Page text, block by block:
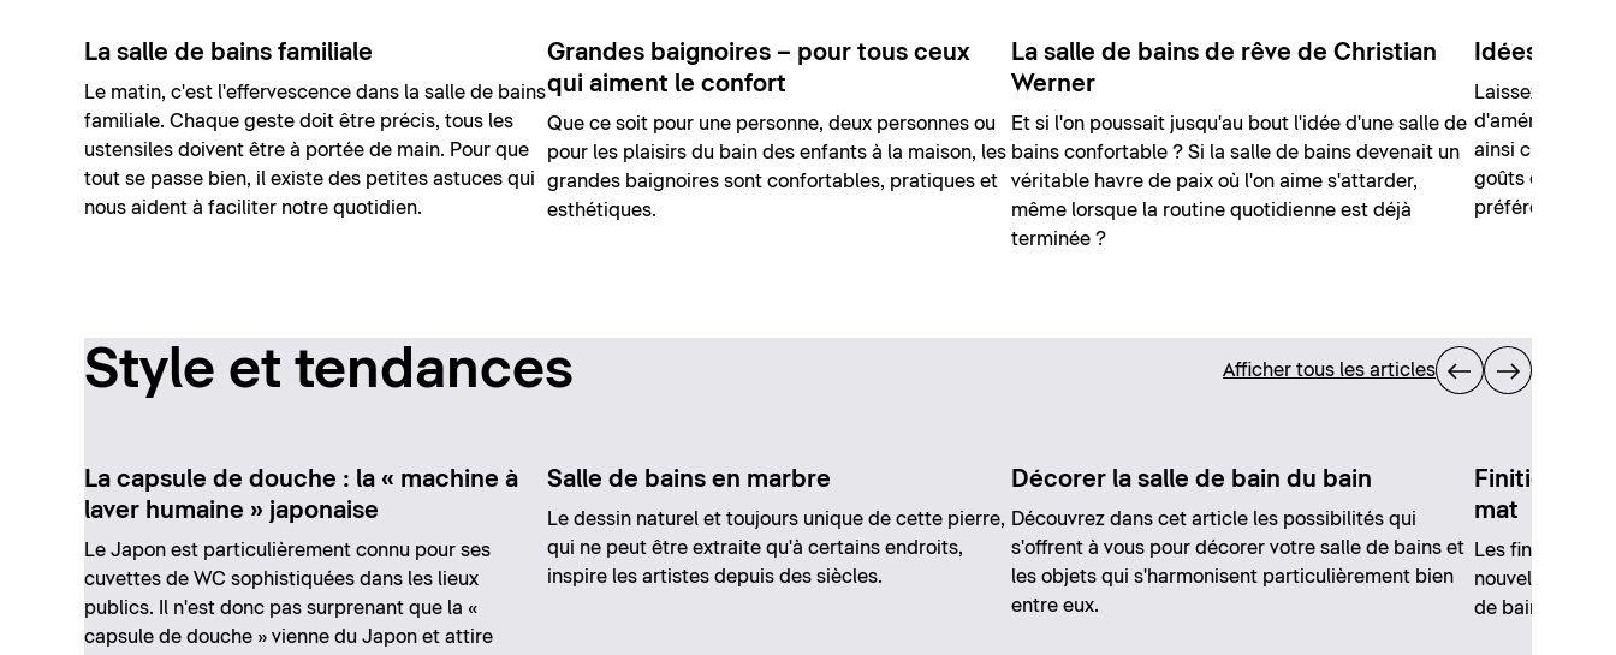
La salle de bains familiale
Le matin, c'est l'effervescence dans la salle de bains
familiale. Chaque geste doit être précis, tous les
ustensiles doivent être à portée de main. Pour que
tout se passe bien, il existe des petites astuces qui
nous aident à faciliter notre quotidien.
Grandes baignoires – pour tous ceux
qui aiment le confort
Que ce soit pour une personne, deux personnes ou
pour les plaisirs du bain des enfants à la maison, les
grandes baignoires sont confortables, pratiques et
esthétiques.
La salle de bains de rêve de Christian
Werner
Et si l'on poussait jusqu'au bout l'idée d'une salle de
bains confortable ? Si la salle de bains devenait un
véritable havre de paix où l'on aime s'attarder,
même lorsque la routine quotidienne est déjà
terminée ?
Idées pour
Laissez-vous
ainsi créer la
goûts et vos
préférés de
Style et tendances Afficher tous les articles
La capsule de douche : la « machine à
laver humaine » japonaise
Le Japon est particulièrement connu pour ses
cuvettes de WC sophistiquées dans les lieux
publics. Il n'est donc pas surprenant que la «
capsule de douche » vienne du Japon et attire
Salle de bains en marbre
Le dessin naturel et toujours unique de cette pierre,
qui ne peut être extraite qu'à certains endroits,
inspire les artistes depuis des siècles.
Décorer la salle de bain du bain
Découvrez dans cet article les possibilités qui
s'offrent à vous pour décorer votre salle de bains et
les objets qui s'harmonisent particulièrement bien
entre eux.
Finitions
mat
Les finitions
nouvelles
de bains.